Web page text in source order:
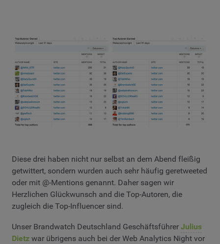
Diese drei haben nicht nur selbst an dem Abend fleißig
getwittert, sondern wurden auch sehr häufig geretweeted
oder mit @-Mentions genannt. Daher sagen wir
Herzlichen Glückwunsch and die Top-Autoren, die
zugleich die Top-Influencer sind.
Unser Brandwatch Deutschland Geschäftsführer Julius
Dietz war übrigens auch bei der Web Analytics Night vor